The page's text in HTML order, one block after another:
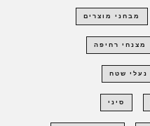
מבחני מוצרים
מצנחי רחיפה
נעלי שטח
סיני